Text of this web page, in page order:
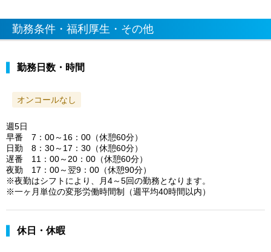
勤務条件・福利厚生・その他
勤務日数・時間
オンコールなし
週5日
早番 7：00～16：00（休憩60分）
日勤 8：30～17：30（休憩60分）
遅番 11：00～20：00（休憩60分）
夜勤 17：00～翌9：00（休憩90分）
※夜勤はシフトにより、月4～5回の勤務となります。
※一ヶ月単位の変形労働時間制（週平均40時間以内）
休日・休暇